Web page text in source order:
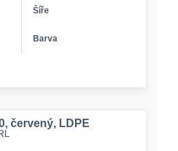
Šíře
Barva
červený, LDPE